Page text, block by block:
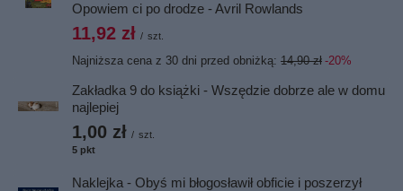
Opowiem ci po drodze - Avril Rowlands
11,92 zł / szt.
Najniższa cena z 30 dni przed obniżką: 14,90 zł -20%
Zakładka 9 do książki - Wszędzie dobrze ale w domu
najlepiej
1,00 zł / szt.
5 pkt
Naklejka - Obyś mi błogosławił obficie i poszerzył